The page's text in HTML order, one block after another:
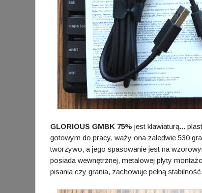
GLORIOUS GMBK 75% jest klawiaturą...
gotowym do pracy, waży ona zaledwie 530
tworzywo, a jego spasowanie jest na
posiada wewnętrznej, metalowej płyty
pisania czy grania, zachowuje pełną